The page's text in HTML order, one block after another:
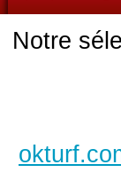
Notre